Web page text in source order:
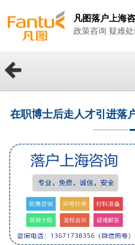
凡图落户上海
政策咨询 疑难处
在职博士后走人才引进落